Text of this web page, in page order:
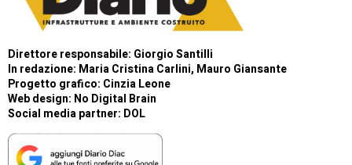
Direttore responsabile: Giorgio Santilli
In redazione: Maria Cristina Carlini, Mauro Giansante
Progetto grafico: Cinzia Leone
Web design: No Digital Brain
Social media partner: DOL